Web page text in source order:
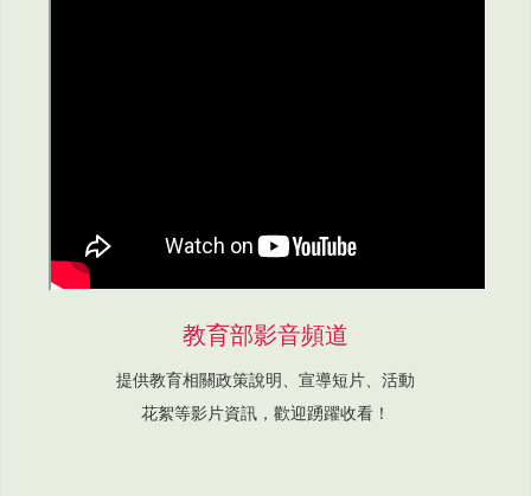
教育部影音頻道
提供教育相關政策說明、宣導短片、活動
花絮等影片資訊，歡迎踴躍收看！